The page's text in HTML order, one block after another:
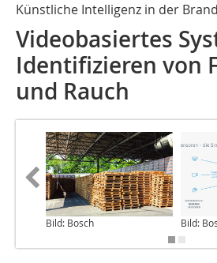
Künstliche Intelligenz in der
Videobasiertes
Identifizieren von
und Rauch
Bild: Bosch Bild: